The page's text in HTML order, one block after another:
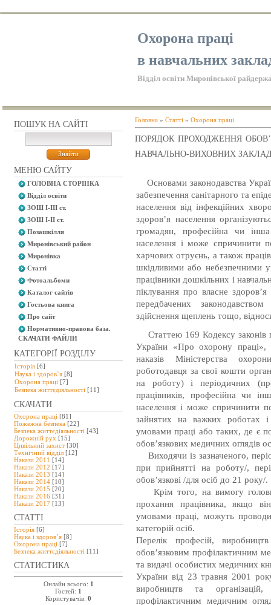
Охорона праці
в навчальних
Відділ освіти Миронівської
ПОШУК НА САЙТІ
МЕНЮ САЙТУ
ГОЛОВНА СТОРІНКА
Відділ освіти
ЗОШ І-ІІІ ст.
ЗОШ І-ІІ ст.
Позашкілля
Миронівський район
Миронівка
Статті
Фотоальбоми
Каталог сайтів
Гостьова книга
Про сайт
Нормативно-правова база.
СКАЧАТИ ФАЙЛИ
КАТЕГОРІЇ РОЗДІЛУ
Історія [6]
Наука і здоров’я [8]
Охорона праці [7]
Безпeка життєдіяльності [11]
СКАЧАТИ
Охорона праці [81]
Пожежна безпека [22]
Безпека життєдіяльності [43]
Дорожній рух [15]
Цивільний захист [30]
Технічний відділ [12]
Накази 2011 [14]
Накази 2012 [17]
Накази 2013 [14]
Накази 2014 [10]
Накази 2015 [20]
Накази 2016 [31]
Накази 2017 [13]
СТАТТІ
Історія [6]
Наука і здоров’я [8]
Охорона праці [7]
Безпeка життєдіяльності [11]
СТАТИСТИКА
Онлайн всього: 1
Гостей: 1
Користувачів: 0
Головна » Статті » Охорона праці
ПОРЯДОК ПРОХОДЖЕННЯ
НАВЧАЛЬНО-ВИХОВНИХ
Основами законодавства
забезпечення санітарного та
населення від інфекційних
здоров’я населення
громадян, професійна чи інша
населення і може спричинити
харчових отруєнь, а також
шкідливими або небезпечними
працівники дошкільних і
піклування про власне
передбачених
здійснення щеплень тощо,
Статтею 169 Кодексу законів
України «Про охорону праці»,
наказів Міністерства
роботодавця за свої кошти
на роботу) і періодичних
працівників, професійна чи
населення і може спричинити
зайнятих на важких роботах
умовами праці або таких, де є
обов’язкових медичних оглядів
Виходячи із зазначеного,
при прийнятті на роботу/,
обов’язкові /для осіб до 21 року/.
Крім того, на вимогу
прохання працівника, якщо
умовами праці, можуть
категорій осіб.
Перелік професій,
обов’язковим профілактичним
та видачі особистих медичних
України від 23 травня 2001
виробництв та
профілактичним медичним